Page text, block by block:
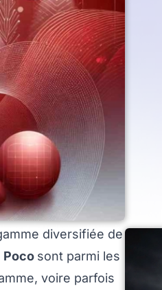
diversifiée de
Poco sont parmi les
voire parfois